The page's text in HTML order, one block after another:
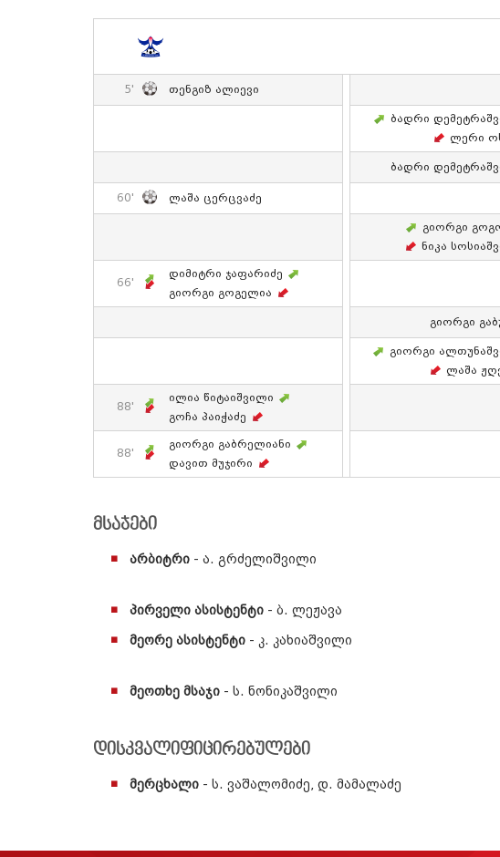
5' Თენგიზ Ალიევი
Ბადრი
Ლერი
Ბადრი
60' Ლაშა Ცერცვაძე
Გიორგი
Ნიკა
66'
Დიმიტრი Ჯაფარიძე
Გიორგი Გოგელია
Გიორგი
Გიორგი
Ლაშა
88'
Ილია Წიტაიშვილი
Გოჩა Პაიჭაძე
88'
Გიორგი Გაბრელიანი
Დავით Მუჯირი
მსაჯები
არბიტრი - ა. გრძელიშვილი
პირველი ასისტენტი - ბ. ლეჟავა
მეორე ასისტენტი - კ. კახიაშვილი
მეოთხე მსაჯი - ს. ნონიკაშვილი
დისკვალიფიცირებულები
მერცხალი - ს. ვაშალომიძე, დ. მამალაძე